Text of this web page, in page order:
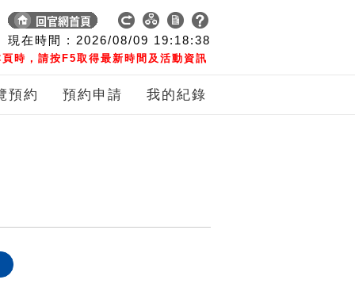
現在時間 : 2026/08/09 19:18:39
時，請按F5取得最新時間及活動資訊
預約 預約申請 我的紀錄